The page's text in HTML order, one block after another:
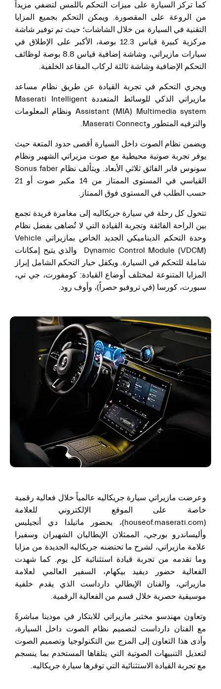
كما تركز السيارة على ميزات التحكم باللمس لتضفي مزيداً
من الروعة على المقصورة. ويمكن التحكم بجميع المزايا
التقنية في السيارة من خلال الشاشات؛ حيث تم توفير شاشة
مركزية كبيرة قياس 12.3 بوصة، الأكبر على الإطلاق في
سيارات مازيراتي، وشاشة إضافية قياس 8.8 بوصة لوظائف
التحكم الإضافية وشاشة ثالثة لركاب المقاعد الخلفية.
ويجري التحكم في تجربة القيادة عن طريق نظام مساعد
مازيراتي الذكي للوسائط المتعددة Maserati Intelligent
Assistant (MIA) Multimedia system ونظام المعلومات
والترفيه المتطور وMaserati Connect.
ويضمن نظام الصوت داخل السيارة أقصى حدود المتعة حيث
يوفر تجربة صوتية محيطية مع صوت مزيراتي الشهير ونظام
سونوس فابر الفائق ثلاثي الأبعاد. ويتألف نظام Sonus faber
القياسي في المستوى الممتاز من 14 مكبر صوت أو 21
حسب الطلب في المستوى فوق الممتاز.
تتحول كل رحلة في سيارة جريكاليه إلى مغامرة فريدة تجمع
بين الراحة الفائقة وتجربة القيادة التي لا تُضاهى بفضل نظام
وحدة التحكم الديناميكي الجديد الخاص بمازيراتي Vehicle
Dynamic Control Module (VDCM) والذي يتيح إمكانات
شاملة للتحكم في السيارة. ويكفل خيار التحكم الشامل إبراز
المزايا المتنوعة لمختلف أوضاع القيادة: كومفورت، جي تي،
سبورت، كورسا (في تروفيو حصراً)، وأوف رود.
وعرضت مازيراتي سيارة جريكاليه عالمياً خلال فعالية رقمية
خاصة على الموقع الإلكتروني للعلامة
(houseof.maserati.com)، بحضور ماتيلدا دي أنجيليس
وأليساندرو بورجي، الممثلان الإيطاليان الشهيران وسفيرا
علامة مازيراتي، لشرح ما تحتضنه جريكاليه الجديدة من مزايا
وما تقدمه من تجربة قيادة استثنائية كل يوم. كما شهدت
الفعالية حضور ديفيد بيكهام، السفير العالمي لعلامة
مازيراتي، والفنان الإيطالي دارداست الذي يقدم خلفية
موسيقية حصرية خلال قسم من الفعالية الرقمية.
وتعاون مهندسو مختبر مازيراتي للابتكار في مودينا مباشرةً
مع الفنان دارداست لتصميم نظام الصوت داخل السيارة،
وأدى هذا التعاون إلى المزج بين التكنولوجيا وتصميم الصوت
لتعديل التنبيهات الصوتية التي يتلقاها المستخدم بما ينسجم
مع تجربة القيادة الاستثنائية التي توفرها سيارة جريكاليه.